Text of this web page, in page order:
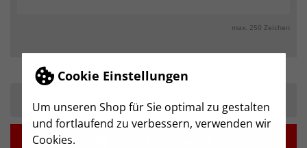
Cookie Einstellungen
Um unseren Shop für Sie optimal zu gestalten
und fortlaufend zu verbessern, verwenden wir
Cookies.
max. 250 Zeichen